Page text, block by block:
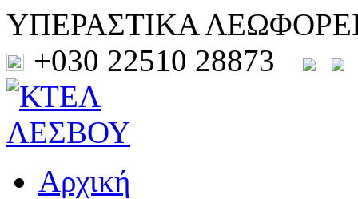
ΥΠΕΡΑΣΤΙΚΑ
+030 22510 28873
Αρχική